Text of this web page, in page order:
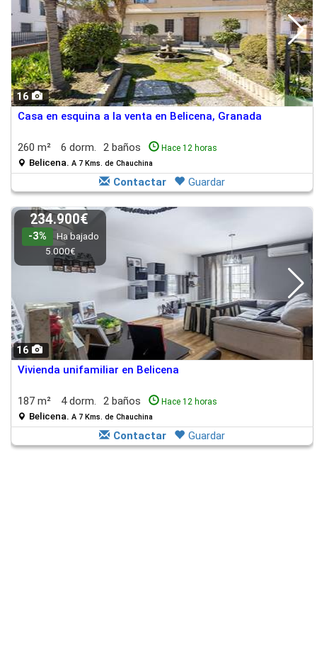
16
Casa en esquina a la venta en Belicena, Granada
260 m² 6 dorm. 2 baños Hace 12 horas
Belicena. A 7 Kms. de Chauchina
Contactar Guardar
16
234.900€
-3%
Ha bajado
5.000€
Vivienda unifamiliar en Belicena
187 m² 4 dorm. 2 baños Hace 12 horas
Belicena. A 7 Kms. de Chauchina
Contactar Guardar